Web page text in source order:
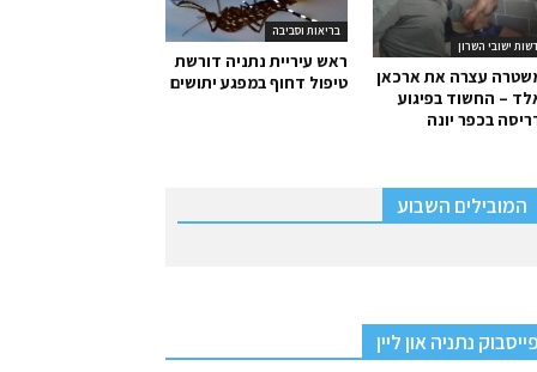
בריאות וסביבה
ראש עיריית נתניה דורשת
טיפול דחוף במפגע יתושים
ישובי השרון
עצרה את ארכאן
– החשוד בפיגוע
בכפר יונה
המובילים השבוע
פייסבוק נתניה און ליין